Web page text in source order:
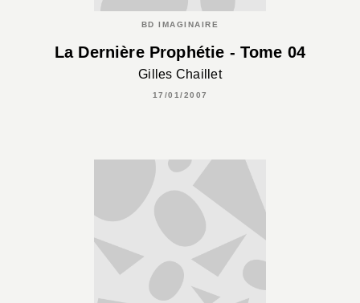
BD IMAGINAIRE
La Dernière Prophétie - Tome 04
Gilles Chaillet
17/01/2007